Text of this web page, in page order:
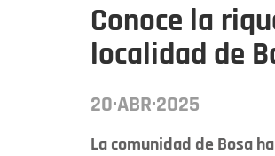
Conoce la
localidad de
20·ABR·2025
La comunidad de Bosa